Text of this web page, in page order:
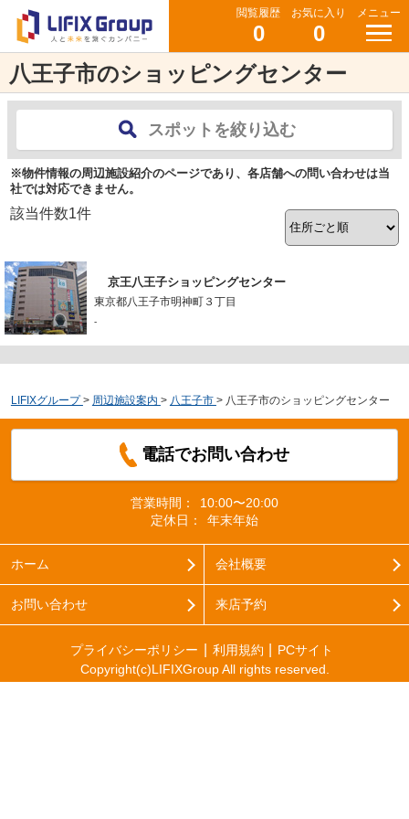
閲覧履歴
0
お気に入り
0
メニュー
八王子市のショッピングセンター
スポットを絞り込む
※物件情報の周辺施設紹介のページであり、各店舗への問い合わせは当
社では対応できません。
該当件数1件
京王八王子ショッピングセンター
東京都八王子市明神町３丁目
-
LIFIXグループ > 周辺施設案内 > 八王子市 > 八王子市のショッピングセンター
電話でお問い合わせ
営業時間：
10:00〜20:00
定休日：
年末年始
ホーム 会社概要
お問い合わせ 来店予約
プライバシーポリシー 利用規約
PCサイト
Copyright(c)LIFIXGroup All rights reserved.